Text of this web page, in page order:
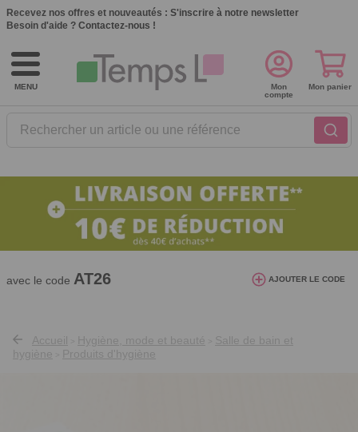
Recevez nos offres et nouveautés : S'inscrire à notre newsletter
Besoin d'aide ? Contactez-nous !
MENU
Rechercher un article ou une référence
Mon
compte
Mon panier
10€ de réduction dès 40€ d'achat. Offre
valable du 03/08/2026 au 12/08/2026.
avec le code AT26 AJOUTER LE CODE
Accueil Hygiène, mode et beauté
Salle de bain et
hygiène
Produits d'hygiène